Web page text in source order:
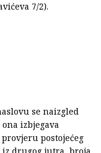
7/2).
se naizgled
izbjegava
postojećeg